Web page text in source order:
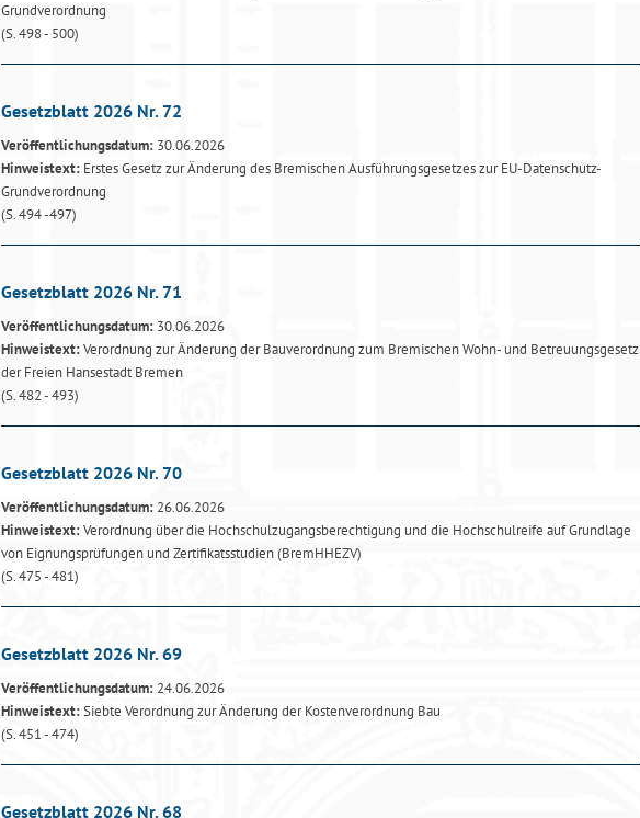
Grundverordnung
(S. 498 - 500)
Gesetzblatt 2026 Nr. 72
Veröffentlichungsdatum: 30.06.2026
Hinweistext: Erstes Gesetz zur Änderung des Bremischen Ausführungsgesetzes zur EU-Datenschutz-
Grundverordnung
(S. 494 -497)
Gesetzblatt 2026 Nr. 71
Veröffentlichungsdatum: 30.06.2026
Hinweistext:Verordnung zur Änderung der Bauverordnung zum Bremischen Wohn- und Betreuungsgesetz
der Freien Hansestadt Bremen
(S. 482 - 493)
Gesetzblatt 2026 Nr. 70
Veröffentlichungsdatum: 26.06.2026
Hinweistext:Verordnung über die Hochschulzugangsberechtigung und die Hochschulreife auf Grundlage
von Eignungsprüfungen und Zertifikatsstudien (BremHHEZV)
(S. 475 - 481)
Gesetzblatt 2026 Nr. 69
Veröffentlichungsdatum: 24.06.2026
Hinweistext:Siebte Verordnung zur Änderung der Kostenverordnung Bau
(S. 451 - 474)
Gesetzblatt 2026 Nr. 68